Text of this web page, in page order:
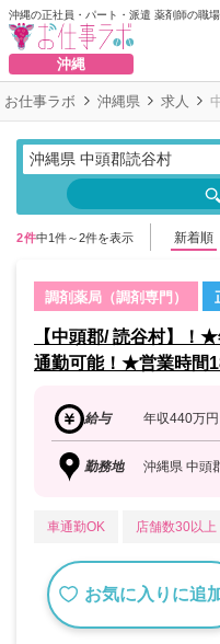
沖縄の正社員・パート・派遣 薬剤師の職場
沖縄
お仕事ラボ 沖縄県 求人
沖縄県 中頭郡読谷村
2件中1件～2件を表示 新着順
調剤薬局（調剤専門）
【中頭郡/ 読谷村】！
通勤可能！★営業時間
給与 年収440万
勤務地 沖縄県 中頭
車通勤OK 店舗数30以上
お気に入りに追